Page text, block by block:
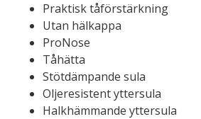
Praktisk tåförstärkning
Utan hälkappa
ProNose
Tåhätta
Stötdämpande sula
Oljeresistent yttersula
Halkhämmande yttersula